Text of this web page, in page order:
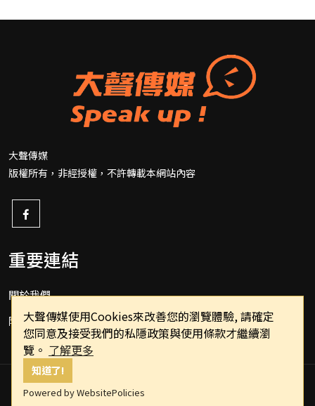
大聲傳媒使用Cookies來改善您的瀏覽體驗, 請確定
您同意及接受我們的私隱政策與使用條款才繼續瀏
覽。 了解更多
知道了!
Powered by WebsitePolicies
大聲傳媒
版權所有，非經授權，不許轉載本網站內容
重要連結
關於我們
隱私權政策
Copyright © 2022 speakupppp.com All Rights Reserved.